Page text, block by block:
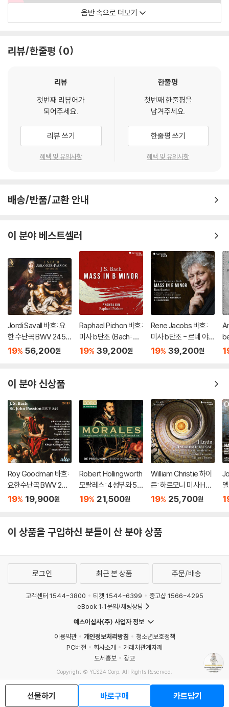
음반 속으로 더보기
리뷰/한줄평 0
리뷰
첫번째 리뷰어가
되어주세요.
리뷰 쓰기
혜택 및 유의사항
한줄평
첫번째 한줄평을
남겨주세요.
한줄평 쓰기
혜택 및 유의사항
배송/반품/교환 안내
이 분야 베스트셀러
Jordi Savall 바흐: 요
한 수난곡 BWV 245
(Bach: Johannes-P
19% 56,200원
Raphael Pichon 바흐:
미사 b단조 (Bach: Ma
ss in b minor, BWV 2
19% 39,200원
Rene Jacobs 바흐:
미사 b단조 - 르네 야콥
스 (Bach: Mass In b
19% 39,200원
이 분야 신상품
Roy Goodman 바흐:
요한수난곡 BWV 245
(Bach: St. John Pass
19% 19,900원
Robert Hollingworth
모랄레스: 4성부와 5
성부 미사 ‘무장한 사
Masses)
19% 21,500원
William Christie 하이
든: 하르모니 미사 Ho
b. XXII:14 (Haydn: Ha
19% 25,700원
이 상품을 구입하신 분들이 산 분야 상품
선물하기 바로구매 카트담기
로그인 최근 본 상품 주문/배송
고객센터 1544-3800 티켓 1544-6399
중고샵 1566-4295
eBook 1:1문의/채팅상담
예스이십사(주) 사업자 정보
이용약관
개인정보처리방침
청소년보호정책
PC버전
회사소개
거래처관계자께
도서홍보
광고
Copyright © YES24 Corp. All Rights Reserved.